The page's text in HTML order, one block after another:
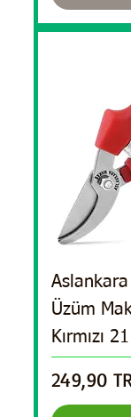
Üzüm
Kırmızı
Precio
249,90